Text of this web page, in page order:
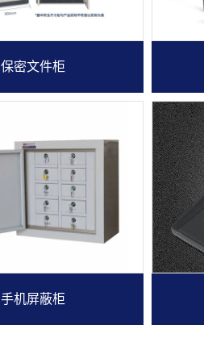
保密文件柜
手机屏蔽柜